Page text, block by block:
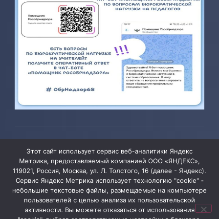
юношества»
Администрация сайта уведомляет, что информация,
содержащая персональные данные, размещена на
сайте ТОГБОУ ДО «Центр развития творчества детей
Этот сайт использует сервис веб-аналитики Яндекс
Метрика, предоставляемый компанией ООО «ЯНДЕКС»,
119021, Россия, Москва, ул. Л. Толстого, 16 (далее - Яндекс).
Сервис Яндекс Метрика использует технологию "cookie" -
небольшие текстовые файлы, размещаемые на компьютере
пользователей с целью анализа их пользовательской
активности. Вы можете отказаться от использования